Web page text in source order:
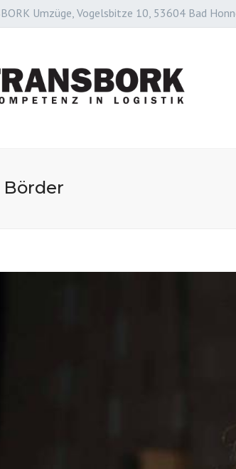
Umzüge, Vogelsbitze 10, 53604 Bad
Börder